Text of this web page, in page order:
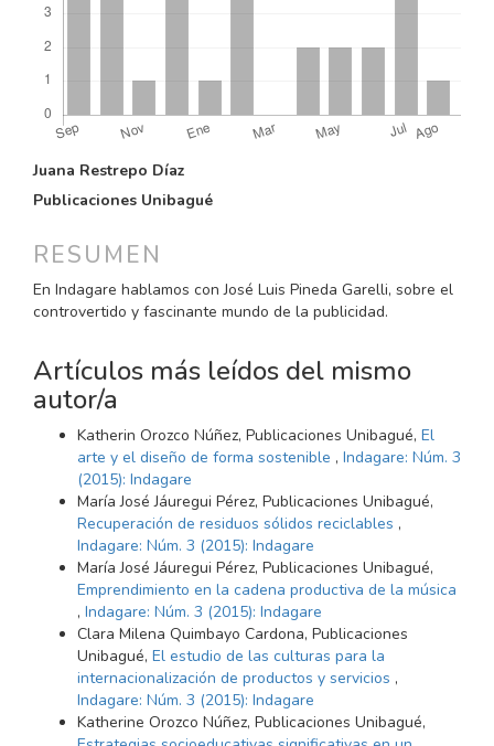
CONTENIDO
PRINCIPAL
ARTÍCULO
Juana Restrepo Díaz
Publicaciones Unibagué
RESUMEN
En Indagare hablamos con José Luis Pineda Garelli, sobre el
controvertido y fascinante mundo de la publicidad.
Artículos más leídos del mismo
autor/a
Katherin Orozco Núñez, Publicaciones Unibagué, El
arte y el diseño de forma sostenible , Indagare: Núm. 3
(2015): Indagare
María José Jáuregui Pérez, Publicaciones Unibagué,
Recuperación de residuos sólidos reciclables ,
Indagare: Núm. 3 (2015): Indagare
María José Jáuregui Pérez, Publicaciones Unibagué,
Emprendimiento en la cadena productiva de la música
, Indagare: Núm. 3 (2015): Indagare
Clara Milena Quimbayo Cardona, Publicaciones
Unibagué, El estudio de las culturas para la
internacionalización de productos y servicios ,
Indagare: Núm. 3 (2015): Indagare
Katherine Orozco Núñez, Publicaciones Unibagué,